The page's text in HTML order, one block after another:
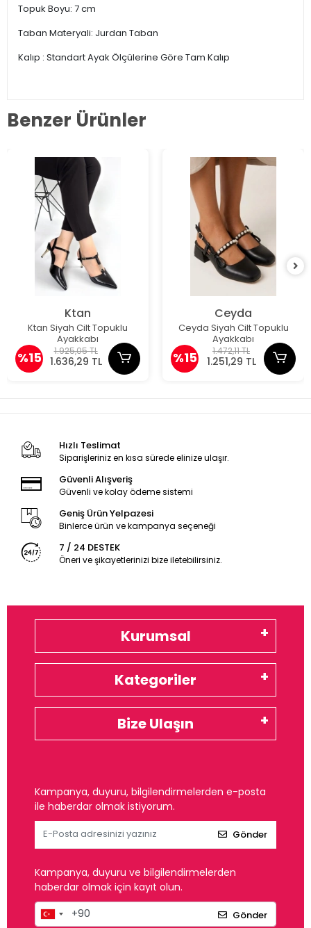
Topuk Boyu: 7 cm
Taban Materyali: Jurdan Taban
Kalıp : Standart Ayak Ölçülerine Göre Tam Kalıp
Benzer Ürünler
Ktan
Ktan Siyah Cilt Topuklu
Ayakkabı
%15 1.925,05 TL
1.636,29 TL
Ceyda
Ceyda Siyah Cilt Topuklu
Ayakkabı
%15 1.472,11 TL
1.251,29 TL
Hızlı Teslimat
Siparişleriniz en kısa sürede elinize ulaşır.
Güvenli Alışveriş
Güvenli ve kolay ödeme sistemi
Geniş Ürün Yelpazesi
Binlerce ürün ve kampanya seçeneği
7 / 24 DESTEK
Öneri ve şikayetlerinizi bize iletebilirsiniz.
Kurumsal
Kategoriler
Bize Ulaşın
Kampanya, duyuru, bilgilendirmelerden e-posta
ile haberdar olmak istiyorum.
Gönder
Kampanya, duyuru ve bilgilendirmelerden
haberdar olmak için kayıt olun.
Gönder